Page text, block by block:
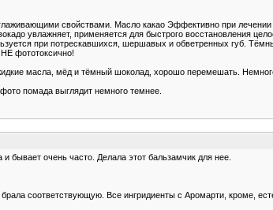
свойствами. Масло какао Эффективно при
увлажняет, применяется для быстрого восстановления
при потрескавшихся, шершавых и обветренных губ.
фототоксично!
масла, мёд и тёмный шоколад, хорошо перемешать.
помада выглядит немного темнее.
бывает очень часто. Делала этот бальзамчик для нее.
соответствующую. Все ингридиенты с Аромарти, кроме,